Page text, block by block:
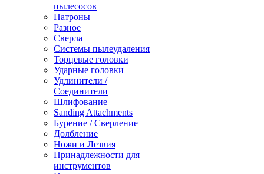
пылесосов
Патроны
Разное
Сверла
Системы пылеудаления
Торцевые головки
Ударные головки
Удлинители /
Соединители
Шлифование
Sanding Attachments
Бурение / Сверление
Долбление
Ножи и Лезвия
Принадлежности для
инструментов